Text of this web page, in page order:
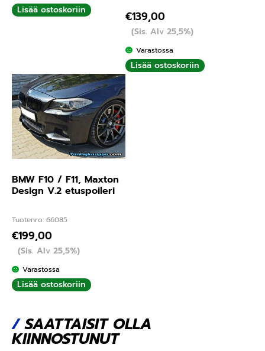
Lisää ostoskoriin
5.00/ 5
€139,00
(Sis. Alv 25,5%)
Varastossa
Lisää ostoskoriin
BMW F10 / F11, Maxton
Design V.2 etuspoileri
Tuotenro: 66085
€199,00
(Sis. Alv 25,5%)
Varastossa
Lisää ostoskoriin
/SAATTAISIT OLLA
KIINNOSTUNUT